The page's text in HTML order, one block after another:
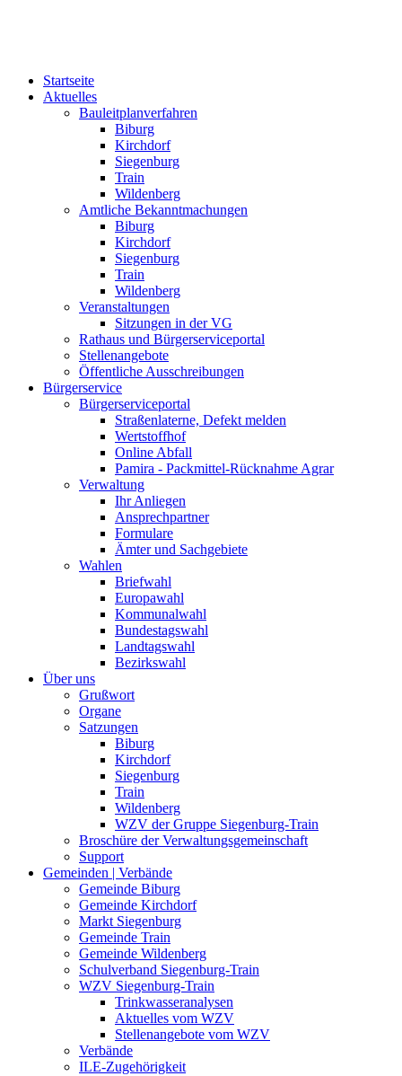
Startseite
Aktuelles
Bauleitplanverfahren
Biburg
Kirchdorf
Siegenburg
Train
Wildenberg
Amtliche Bekanntmachungen
Biburg
Kirchdorf
Siegenburg
Train
Wildenberg
Veranstaltungen
Sitzungen in der VG
Rathaus und Bürgerserviceportal
Stellenangebote
Öffentliche Ausschreibungen
Bürgerservice
Bürgerserviceportal
Straßenlaterne, Defekt melden
Wertstoffhof
Online Abfall
Pamira - Packmittel-Rücknahme Agrar
Verwaltung
Ihr Anliegen
Ansprechpartner
Formulare
Ämter und Sachgebiete
Wahlen
Briefwahl
Europawahl
Kommunalwahl
Bundestagswahl
Landtagswahl
Bezirkswahl
Über uns
Grußwort
Organe
Satzungen
Biburg
Kirchdorf
Siegenburg
Train
Wildenberg
WZV der Gruppe Siegenburg-Train
Broschüre der Verwaltungsgemeinschaft
Support
Gemeinden | Verbände
Gemeinde Biburg
Gemeinde Kirchdorf
Markt Siegenburg
Gemeinde Train
Gemeinde Wildenberg
Schulverband Siegenburg-Train
WZV Siegenburg-Train
Trinkwasseranalysen
Aktuelles vom WZV
Stellenangebote vom WZV
Verbände
ILE-Zugehörigkeit